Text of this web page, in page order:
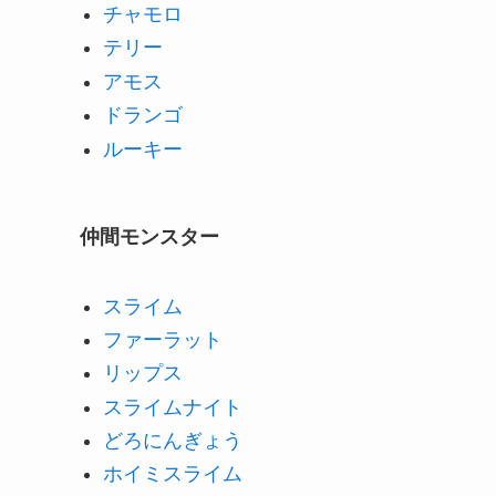
チャモロ
テリー
アモス
ドランゴ
ルーキー
仲間モンスター
スライム
ファーラット
リップス
スライムナイト
どろにんぎょう
ホイミスライム